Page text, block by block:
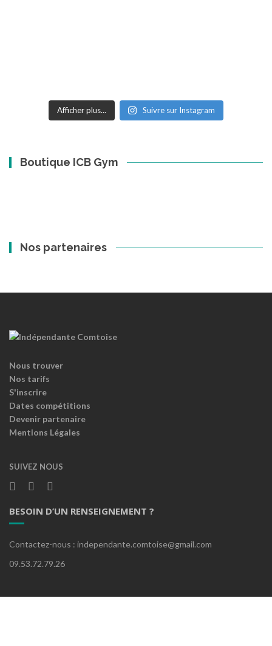
Afficher plus... Suivre sur Instagram
Boutique ICB Gym
Nos partenaires
Nous trouver
Nos tarifs
S'inscrire
Dates compétitions
Devenir partenaire
Mentions Légales
SUIVEZ NOUS
BESOIN D’UN RENSEIGNEMENT ?
Contactez-nous : independante.comtoise@gmail.com
09.53.72.79.26